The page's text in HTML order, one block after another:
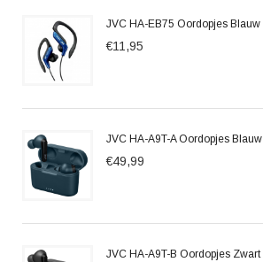
JVC HA-EB75 Oordopjes Blauw
€11,95
JVC HA-A9T-A Oordopjes Blauw
€49,99
JVC HA-A9T-B Oordopjes Zwart